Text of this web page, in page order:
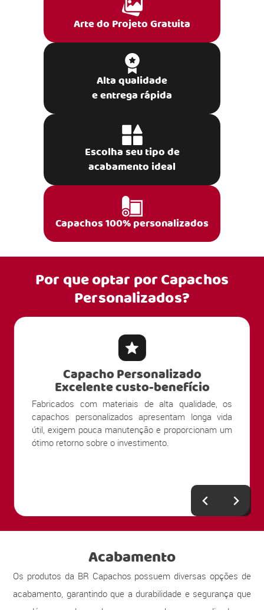
Arte do Projeto Gratuita
Alta qualidade
e entrega rápida
Escolha seu tipo de
acabamento ideal
Capachos 100% personalizados
Por que optar porCapachos
Personalizados?
Capacho Personalizado
Excelente custo-benefício
Fabricados com materiais de alta qualidade, os
capachos personalizados apresentam longa vida
útil, exigem pouca manutenção e proporcionam um
ótimo retorno sobre o investimento.
Acabamento
Os produtos da BR Capachos possuem diversas opções de
acabamento, garantindo que a durabilidade e segurança que